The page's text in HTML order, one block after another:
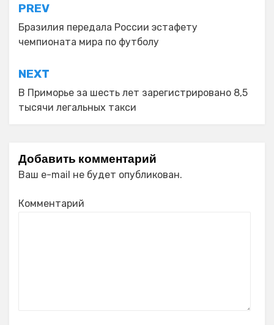
Навигация
по
записям
PREV
Бразилия передала России эстафету
чемпионата мира по футболу
NEXT
В Приморье за шесть лет зарегистрировано 8,5
тысячи легальных такси
Добавить комментарий
Ваш e-mail не будет опубликован.
Комментарий